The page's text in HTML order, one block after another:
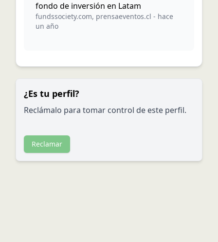
fondo de inversión en Latam
fundssociety.com, prensaeventos.cl - hace
un año
¿Es tu perfil?
Reclámalo para tomar control de este perfil.
Reclamar